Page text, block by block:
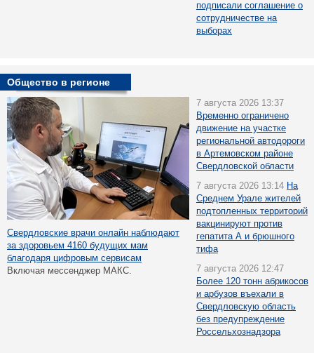
подписали соглашение о
сотрудничестве на
выборах
Общество в регионе
Свердловские врачи онлайн наблюдают
за здоровьем 4160 будущих мам
благодаря цифровым сервисам
Включая мессенджер МАКС.
7 августа 2026 13:37
Временно ограничено
движение на участке
региональной автодороги
в Артемовском районе
Свердловской области
7 августа 2026 13:14 На
Среднем Урале жителей
подтопленных территорий
вакцинируют против
гепатита А и брюшного
тифа
7 августа 2026 12:47
Более 120 тонн абрикосов
и арбузов въехали в
Свердловскую область
без предупреждение
Россельхознадзора